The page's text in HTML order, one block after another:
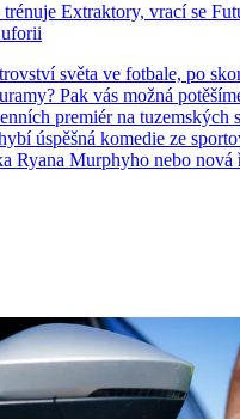
Extraktory, vrací se
světa ve fotbale, po
Pak vás možná
premiér na tuzemských
úspěšná komedie ze
Ryana Murphyho nebo nová